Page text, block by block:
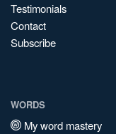
Testimonials
Contact
Subscribe
WORDS
My word mastery